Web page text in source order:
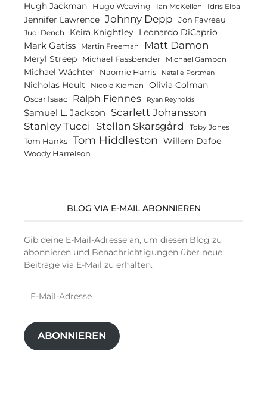
Hugh Jackman Hugo Weaving Ian McKellen Idris Elba
Jennifer Lawrence Johnny Depp Jon Favreau
Judi Dench Keira Knightley Leonardo DiCaprio
Mark Gatiss Martin Freeman Matt Damon
Meryl Streep Michael Fassbender Michael Gambon
Michael Wächter Naomie Harris Natalie Portman
Nicholas Hoult Nicole Kidman Olivia Colman
Oscar Isaac Ralph Fiennes Ryan Reynolds
Samuel L. Jackson Scarlett Johansson
Stanley Tucci Stellan Skarsgård Toby Jones
Tom Hanks Tom Hiddleston Willem Dafoe
Woody Harrelson
BLOG VIA E-MAIL ABONNIEREN
Gib deine E-Mail-Adresse an, um diesen Blog zu
abonnieren und Benachrichtigungen über neue
Beiträge via E-Mail zu erhalten.
Mail-
ABONNIEREN